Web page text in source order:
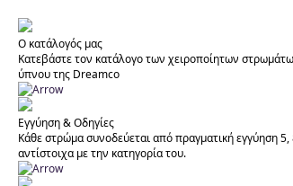
Ο κατάλογός μας
Κατεβάστε τον κατάλογο των χειροποίητων
ύπνου της Dreamco
Εγγύηση & Οδηγίες
Κάθε στρώμα συνοδεύεται από πραγματική εγγύηση
αντίστοιχα με την κατηγορία του.